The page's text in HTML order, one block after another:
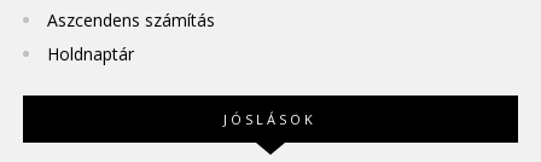
Aszcendens számítás
Holdnaptár
JÓSLÁSOK